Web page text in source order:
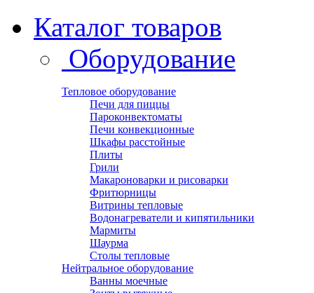
Каталог товаров
Оборудование
Тепловое оборудование
Печи для пиццы
Пароконвектоматы
Печи конвекционные
Шкафы расстойные
Плиты
Грили
Макароноварки и рисоварки
Фритюрницы
Витрины тепловые
Водонагреватели и кипятильники
Мармиты
Шаурма
Столы тепловые
Нейтральное оборудование
Ванны моечные